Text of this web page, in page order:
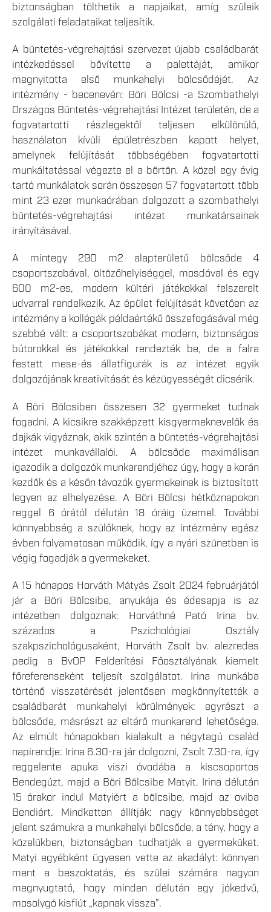
biztonságban tölthetik a napjaikat, amíg szüleik
szolgálati feladataikat teljesítik.
A büntetés-végrehajtási szervezet újabb családbarát
intézkedéssel bővítette a palettáját, amikor
megnyitotta első munkahelyi bölcsődéjét. Az
intézmény - becenevén: Böri Bölcsi -a Szombathelyi
Országos Büntetés-végrehajtási Intézet területén, de a
fogvatartotti részlegektől teljesen elkülönülő,
használaton kívüli épületrészben kapott helyet,
amelynek felújítását többségében fogvatartotti
munkáltatással végezte el a börtön. A közel egy évig
tartó munkálatok során összesen 57 fogvatartott több
mint 23 ezer munkaórában dolgozott a szombathelyi
büntetés-végrehajtási intézet munkatársainak
irányításával.
A mintegy 290 m2 alapterületű bölcsőde 4
csoportszobával, öltözőhelyiséggel, mosdóval és egy
600 m2-es, modern kültéri játékokkal felszerelt
udvarral rendelkezik. Az épület felújítását követően az
intézmény a kollégák példaértékű összefogásával még
szebbé vált: a csoportszobákat modern, biztonságos
bútorokkal és játékokkal rendezték be, de a falra
festett mese-és állatfigurák is az intézet egyik
dolgozójának kreativitását és kézügyességét dicsérik.
A Böri Bölcsiben összesen 32 gyermeket tudnak
fogadni. A kicsikre szakképzett kisgyermeknevelők és
dajkák vigyáznak, akik szintén a büntetés-végrehajtási
intézet munkavállalói. A bölcsőde maximálisan
igazodik a dolgozók munkarendjéhez úgy, hogy a korán
kezdők és a későn távozók gyermekeinek is biztosított
legyen az elhelyezése. A Böri Bölcsi hétköznapokon
reggel 6 órától délután 18 óráig üzemel. További
könnyebbség a szülőknek, hogy az intézmény egész
évben folyamatosan működik, így a nyári szünetben is
végig fogadják a gyermekeket.
A 15 hónapos Horváth Mátyás Zsolt 2024 februárjától
jár a Böri Bölcsibe, anyukája és édesapja is az
intézetben dolgoznak: Horváthné Pató Irina bv.
százados a Pszichológiai Osztály
szakpszichológusaként, Horváth Zsolt bv. alezredes
pedig a BvOP Felderítési Főosztályának kiemelt
főreferenseként teljesít szolgálatot. Irina munkába
történő visszatérését jelentősen megkönnyítették a
családbarát munkahelyi körülmények: egyrészt a
bölcsőde, másrészt az eltérő munkarend lehetősége.
Az elmúlt hónapokban kialakult a négytagú család
napirendje: Irina 6.30-ra jár dolgozni, Zsolt 7.30-ra, így
reggelente apuka viszi óvodába a kiscsoportos
Bendegúzt, majd a Böri Bölcsibe Matyit. Irina délután
15 órakor indul Matyiért a bölcsibe, majd az oviba
Bendiért. Mindketten állítják: nagy könnyebbséget
jelent számukra a munkahelyi bölcsőde, a tény, hogy a
közelükben, biztonságban tudhatják a gyermeküket.
Matyi egyébként ügyesen vette az akadályt: könnyen
ment a beszoktatás, és szülei számára nagyon
megnyugtató, hogy minden délután egy jókedvű,
mosolygó kisfiút „kapnak vissza”.